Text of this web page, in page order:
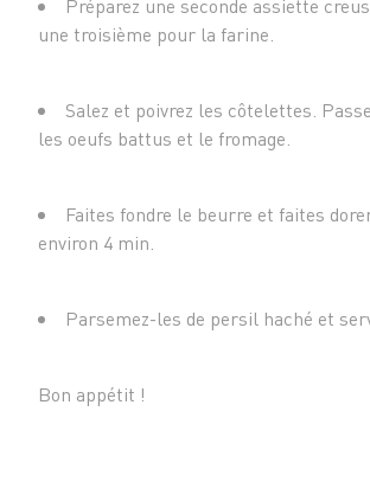
Préparez une seconde assiette
une troisième pour la farine.
Salez et poivrez les côtelettes.
les oeufs battus et le fromage.
Faites fondre le beurre et faites
environ 4 min.
Parsemez-les de persil haché et
Bon appétit !